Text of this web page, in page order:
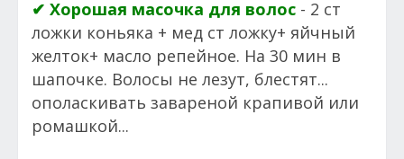
✔ Хорошая масочка для волос - 2 ст
ложки коньяка + мед ст ложку+ яйчный
желток+ масло репейное. На 30 мин в
шапочке. Волосы не лезут, блестят...
ополаскивать завареной крапивой или
ромашкой...